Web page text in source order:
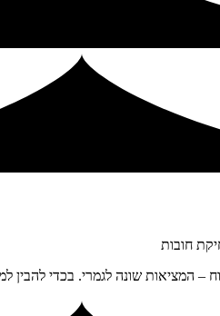
חובות
המציאות שונה לגמרי. בכדי להבין